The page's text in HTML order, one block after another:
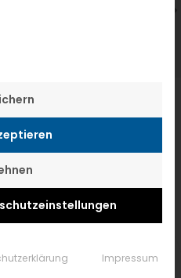
Service-Gruppen,
Impressum